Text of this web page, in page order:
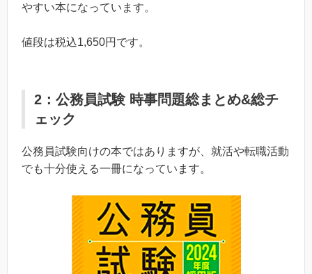
やすい本になっています。
値段は税込1,650円です。
2：公務員試験 時事問題総まとめ&総チ
ェック
公務員試験向けの本ではありますが、就活や転職活動
でも十分使える一冊になっています。